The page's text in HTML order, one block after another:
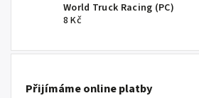
World Truck Racing (PC)
8 Kč
Přijímáme online platby